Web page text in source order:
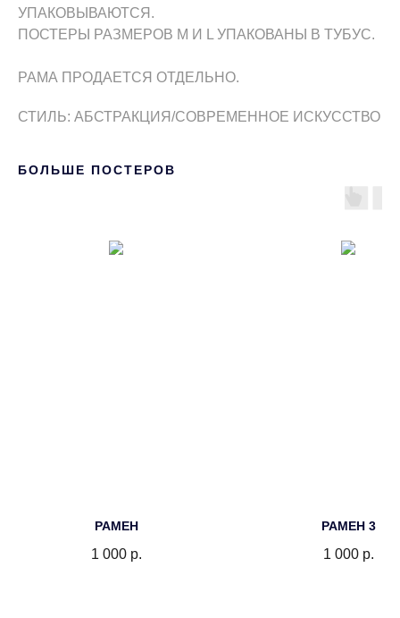
УПАКОВЫВАЮТСЯ.
ПОСТЕРЫ РАЗМЕРОВ M И L УПАКОВАНЫ В ТУБУС.
РАМА ПРОДАЕТСЯ ОТДЕЛЬНО.
СТИЛЬ: АБСТРАКЦИЯ/СОВРЕМЕННОЕ ИСКУССТВО
БОЛЬШЕ ПОСТЕРОВ
РАМЕН
1 000 р.
РАМЕН 3
1 000 р.